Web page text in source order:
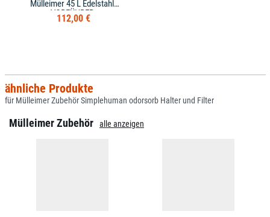
Mülleimer 45 L Edelstahl
VORFÜHRER
112,00 €
ähnliche Produkte
für Mülleimer Zubehör Simplehuman odorsorb Halter und Filter
Mülleimer Zubehör alle anzeigen